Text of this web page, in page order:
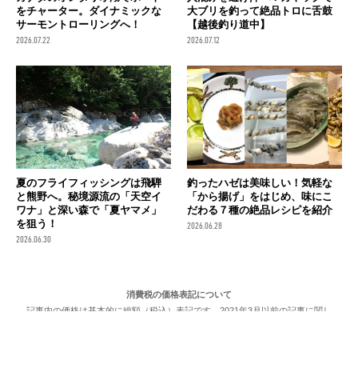
をチャーター。ダイナミックな
サーモントローリングへ！
2026.07.22
大ブリを釣って絶品トロに舌鼓
【越後釣り道中】
2026.07.12
夏のフライフィッシングは飛騨
と熊野へ。秘境源流の「天空イ
ワナ」と深い森で「夏ヤマメ」
を狙う！
2026.06.30
釣ったハゼは美味しい！気軽な
「から揚げ」をはじめ、味にこ
だわる７種の絶品レシピを紹介
2026.06.28
消費税の価格表記について
記事内の価格は基本的に総額（税込）表記です。2021年3月以前の記事に関し